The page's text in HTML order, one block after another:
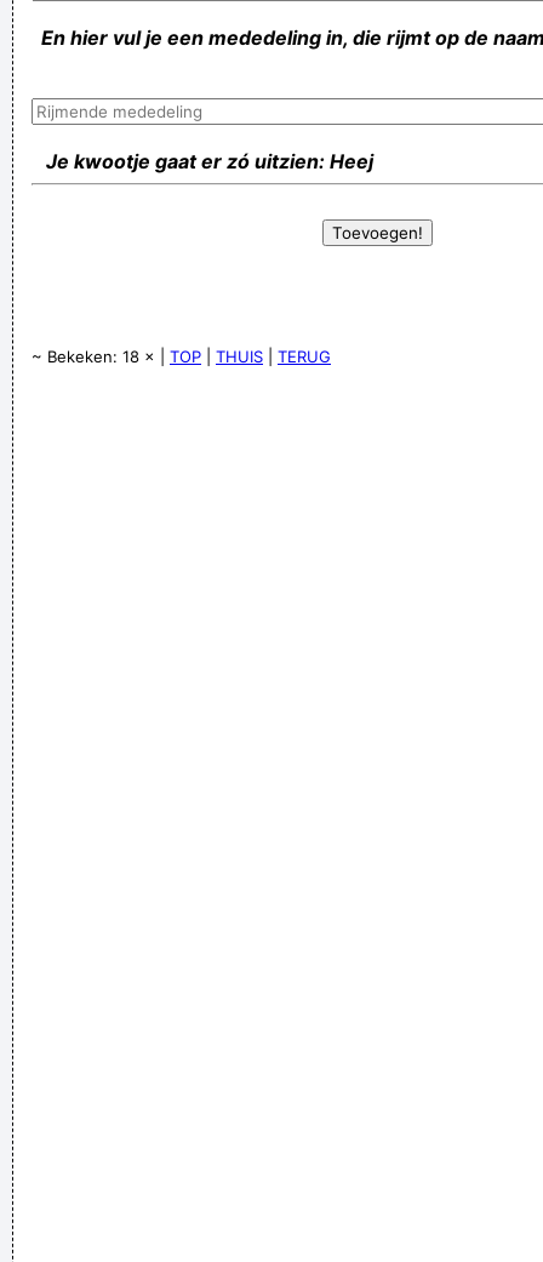
En hier vul je een mededeling in, die rijmt op de
Je kwootje gaat er zó uitzien: Heej
~ Bekeken: 18 × | TOP THUIS TERUG